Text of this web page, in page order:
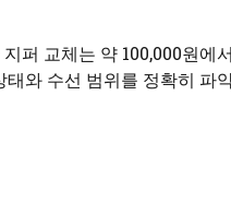
퍼 교체는 약 100,000원에
와 수선 범위를 정확히 파